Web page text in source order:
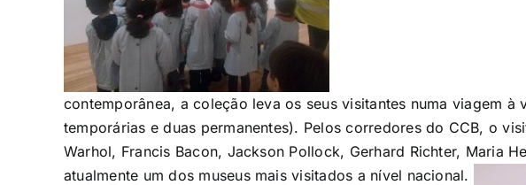
contemporânea, a coleção leva os seus visitantes numa viagem
temporárias e duas permanentes). Pelos corredores do CCB, o
Warhol, Francis Bacon, Jackson Pollock, Gerhard Richter, Maria
atualmente um dos museus mais visitados a nível nacional.